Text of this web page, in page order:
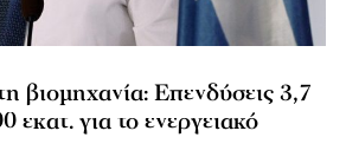
βιομηχανία: Επενδύσεις 3,7
εκατ. για το ενεργειακό